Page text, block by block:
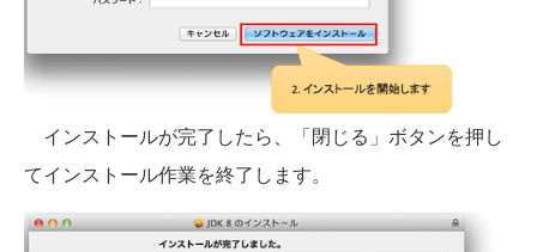
インストールが完了したら、「閉じる」ボタンを押し
てインストール作業を終了します。